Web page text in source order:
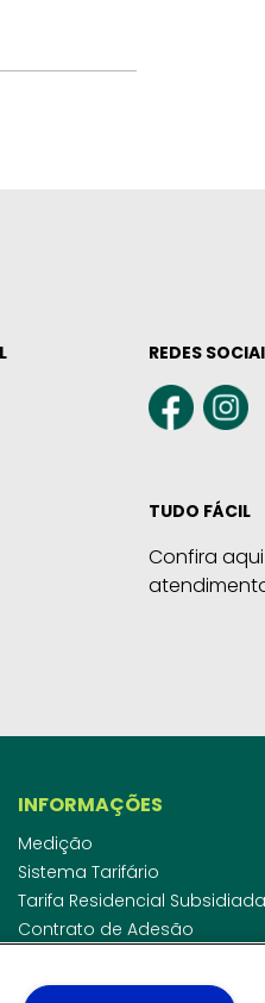
REDES
TUDO FÁCIL
Confira
INFORMAÇÕES
Medição
Sistema Tarifário
Tarifa Residencial Subsidiada
Contrato de Adesão
Agências Reguladoras